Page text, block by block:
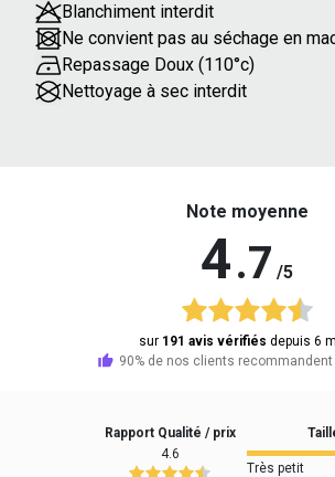
Blanchiment interdit
Ne convient pas au séchage en
Repassage Doux (110°c)
Nettoyage à sec interdit
Note moyenne
4.7 /5
sur 191 avis vérifiés depuis 6
90% de nos clients recommandent
Rapport Qualité / prix
4.6
Très petit